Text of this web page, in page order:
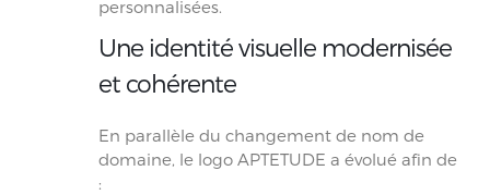
personnalisées.
Une identité visuelle modernisée
et cohérente
En parallèle du changement de nom de
domaine, le logo APTETUDE a évolué afin de
: